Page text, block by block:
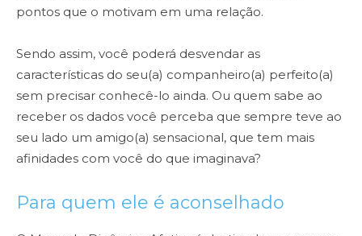
pontos que o motivam em uma relação.
Sendo assim, você poderá desvendar as
características do seu(a) companheiro(a) perfeito(a)
sem precisar conhecê-lo ainda. Ou quem sabe ao
receber os dados você perceba que sempre teve ao
seu lado um amigo(a) sensacional, que tem mais
afinidades com você do que imaginava?
Para quem ele é aconselhado